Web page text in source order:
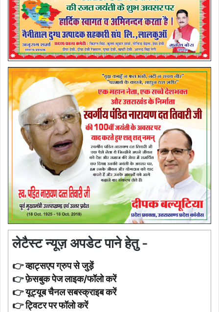
लेटैस्ट न्यूज़ अपडेट पाने हेतु -
👉व्हाट्सएप ग्रुप से जुड़ें
👉फ़ेसबुक पेज लाइक/फॉलो करें
👉यूट्यूब चैनल सबस्क्राइब करें
👉ट्विटर पर फॉलो करें